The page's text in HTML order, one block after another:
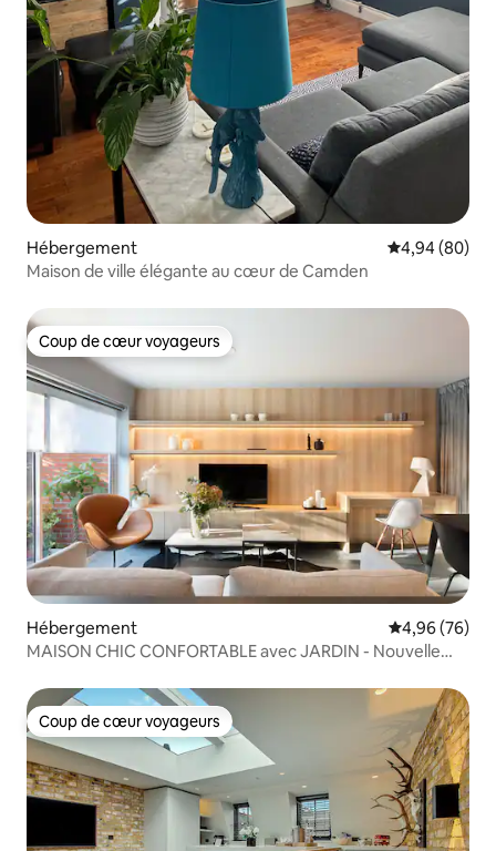
Hébergement Évaluation
4,94 (80)
Maison de ville élégante au cœur de Camden
Coup de cœur voyageurs
Coup de cœur voyageurs
Hébergement Évaluation
4,96 (76)
MAISON CHIC CONFORTABLE avec JARDIN - Nouvelle
Coup de cœur voyageurs
Coup de cœur voyageurs